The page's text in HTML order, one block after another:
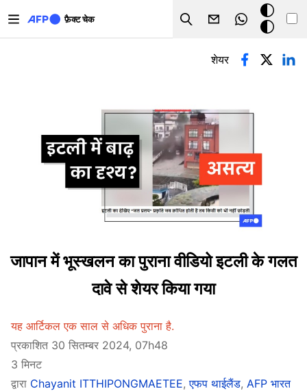
फ़ैक्ट चेक
Search
डार्क
मोड
प्राथमिक टैब्स
शेयर
जापान में भूस्खलन का पुराना वीडियो इटली के गलत
दावे से शेयर किया गया
यह आर्टिकल एक साल से अधिक पुराना है.
प्रकाशित 30 सितम्बर 2024, 07h48
3 मिनट
द्वारा Chayanit ITTHIPONGMAETEE,एफप थाईलैंड, AFP भारत